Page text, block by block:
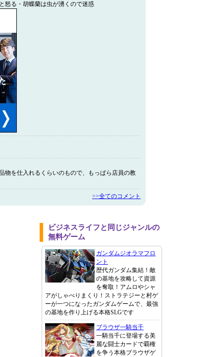
怒る・胡蝶蘭は虫が湧くので迷惑
物を仕入れるくらいのもので、もっぱら店員の教
>>全てのコメント
ビジネスライフと同じジャンルの
無料ゲーム
ガンダムジオラマフロ
ント
歴代ガンダム集結！敵
の基地を攻略して資源
を奪取！アムロやシャ
アがしゃべりまくり！ストラテジーと村ゲ
ーが一つになったガンダムゲームで、最強
の基地を作り上げる本格SLGです
ブラウザ一騎当千
一騎当千に登場する美
麗な闘士カードで覇権
を争う本格ブラウザゲ